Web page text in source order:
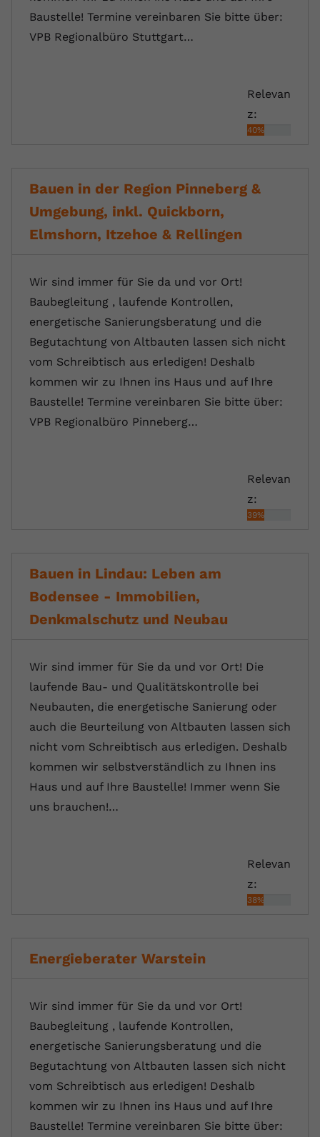
Baustelle! Termine vereinbaren Sie bitte über:
VPB Regionalbüro Stuttgart…
Relevan
z:
40%
Bauen in der Region Pinneberg &
Umgebung, inkl. Quickborn,
Elmshorn, Itzehoe & Rellingen
Wir sind immer für Sie da und vor Ort!
Baubegleitung , laufende Kontrollen,
energetische Sanierungsberatung und die
Begutachtung von Altbauten lassen sich nicht
vom Schreibtisch aus erledigen! Deshalb
kommen wir zu Ihnen ins Haus und auf Ihre
Baustelle! Termine vereinbaren Sie bitte über:
VPB Regionalbüro Pinneberg…
Relevan
z:
39%
Bauen in Lindau: Leben am
Bodensee - Immobilien,
Denkmalschutz und Neubau
Wir sind immer für Sie da und vor Ort! Die
laufende Bau- und Qualitätskontrolle bei
Neubauten, die energetische Sanierung oder
auch die Beurteilung von Altbauten lassen sich
nicht vom Schreibtisch aus erledigen. Deshalb
kommen wir selbstverständlich zu Ihnen ins
Haus und auf Ihre Baustelle! Immer wenn Sie
uns brauchen!…
Relevan
z:
38%
Energieberater Warstein
Wir sind immer für Sie da und vor Ort!
Baubegleitung , laufende Kontrollen,
energetische Sanierungsberatung und die
Begutachtung von Altbauten lassen sich nicht
vom Schreibtisch aus erledigen! Deshalb
kommen wir zu Ihnen ins Haus und auf Ihre
Baustelle! Termine vereinbaren Sie bitte über: